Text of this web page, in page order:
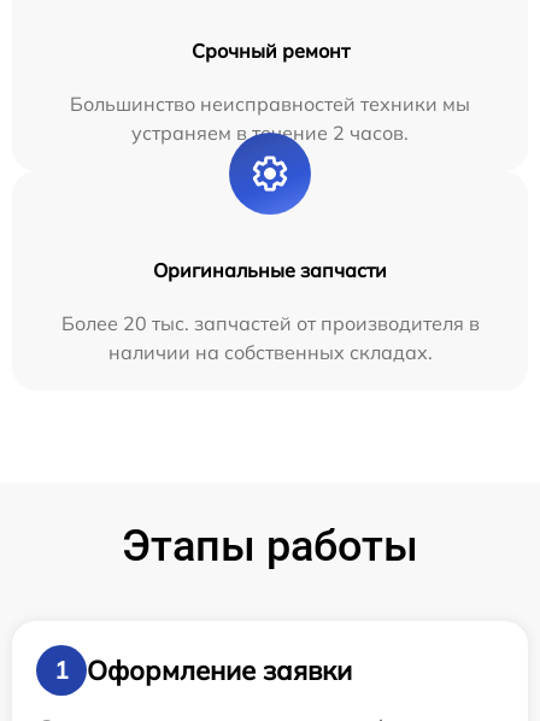
Срочный ремонт
Большинство неисправностей техники мы
устраняем в течение 2 часов.
Оригинальные запчасти
Более 20 тыс. запчастей от производителя в
наличии на собственных складах.
Этапы работы
1
Оформление заявки